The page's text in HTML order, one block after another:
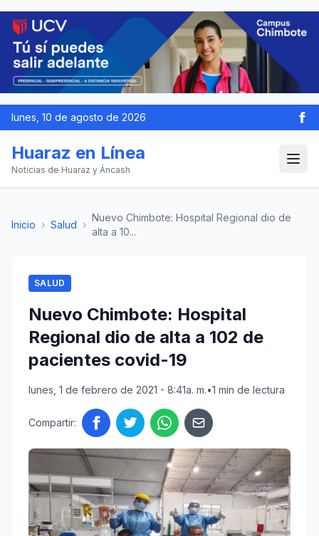
lunes, 10 de agosto de 2026
Huaraz en Línea
Noticias de Huaraz y Áncash
Inicio › Salud ›
Nuevo Chimbote: Hospital Regional dio de
alta a 10...
SALUD
Nuevo Chimbote: Hospital
Regional dio de alta a 102 de
pacientes covid-19
lunes, 1 de febrero de 2021 - 8:41a. m.•1 min de lectura
Compartir: